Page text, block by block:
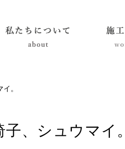
。
、シュウマイ。